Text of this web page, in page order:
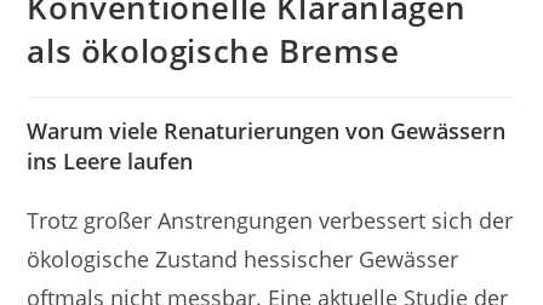
als ökologische Bremse
Warum viele Renaturierungen von Gewässern
ins Leere laufen
Trotz großer Anstrengungen verbessert sich der
ökologische Zustand hessischer Gewässer
oftmals nicht messbar. Eine aktuelle Studie der